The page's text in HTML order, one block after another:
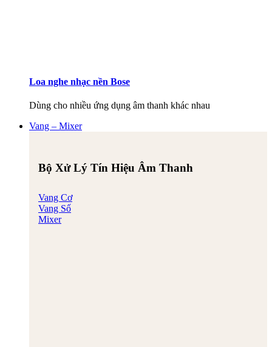
Loa nghe nhạc nền Bose
Dùng cho nhiều ứng dụng âm thanh khác nhau
Vang – Mixer
Bộ Xử Lý Tín Hiệu Âm Thanh
Vang Cơ
Vang Số
Mixer